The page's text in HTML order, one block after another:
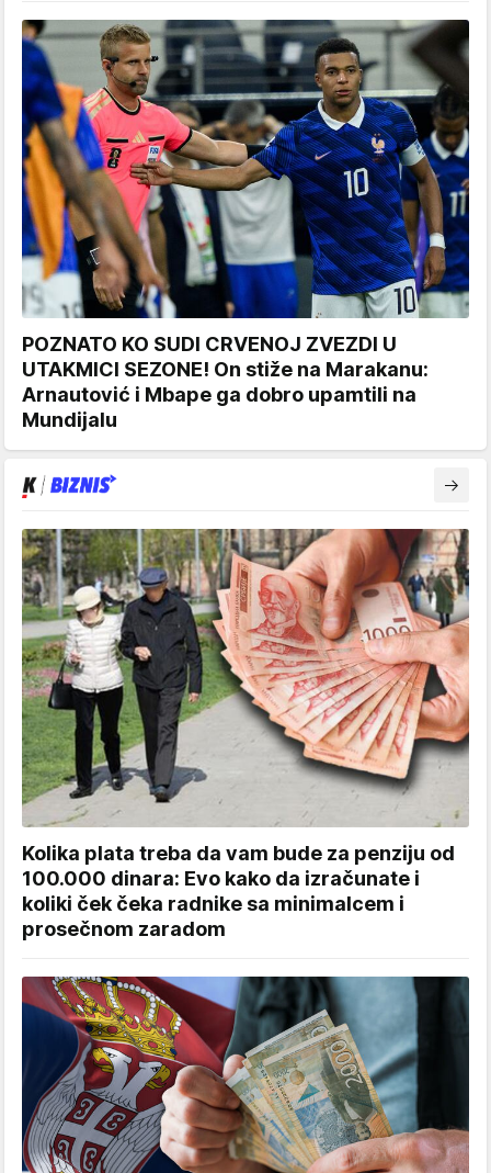
POZNATO KO SUDI CRVENOJ ZVEZDI U
UTAKMICI SEZONE! On stiže na Marakanu:
Arnautović i Mbape ga dobro upamtili na
Mundijalu
Kolika plata treba da vam bude za penziju od
100.000 dinara: Evo kako da izračunate i
koliki ček čeka radnike sa minimalcem i
prosečnom zaradom